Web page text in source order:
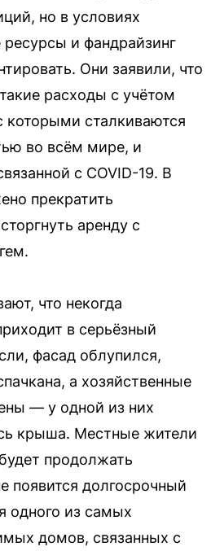
но в условиях
и фандрайзинг
Они заявили, что
расходы с учётом
которыми сталкиваются
во всём мире, и
с COVID-19. В
прекратить
аренду с
что некогда
в серьёзный
фасад облупился,
а хозяйственные
— у одной из них
крыша. Местные жители
продолжать
появится долгосрочный
одного из самых
домов, связанных с